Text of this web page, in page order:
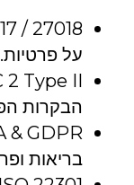
על פרטיות.
הבקרות
בריאות